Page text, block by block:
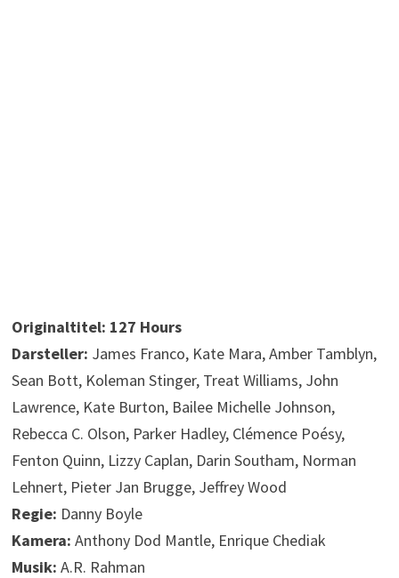
Originaltitel: 127 Hours
Darsteller: James Franco, Kate Mara, Amber Tamblyn,
Sean Bott, Koleman Stinger, Treat Williams, John
Lawrence, Kate Burton, Bailee Michelle Johnson,
Rebecca C. Olson, Parker Hadley, Clémence Poésy,
Fenton Quinn, Lizzy Caplan, Darin Southam, Norman
Lehnert, Pieter Jan Brugge, Jeffrey Wood
Regie: Danny Boyle
Kamera: Anthony Dod Mantle, Enrique Chediak
Musik: A.R. Rahman